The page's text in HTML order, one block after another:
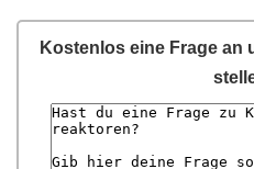
Kostenlos eine Frage an